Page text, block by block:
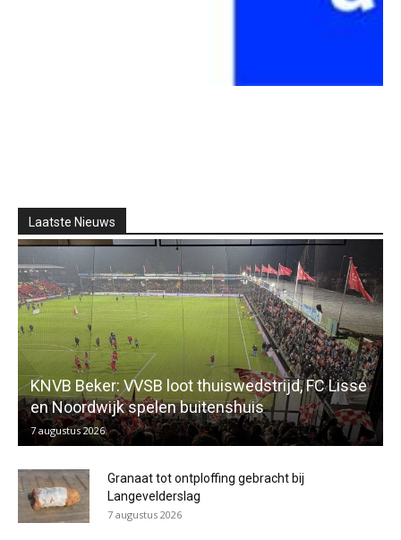
Laatste Nieuws
KNVB Beker: VVSB loot thuiswedstrijd, FC Lisse
en Noordwijk spelen buitenshuis
7 augustus 2026
Granaat tot ontploffing gebracht bij
Langevelderslag
7 augustus 2026